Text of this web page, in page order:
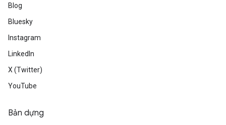
Blog
Bluesky
Instagram
LinkedIn
X (Twitter)
YouTube
Bản dựng